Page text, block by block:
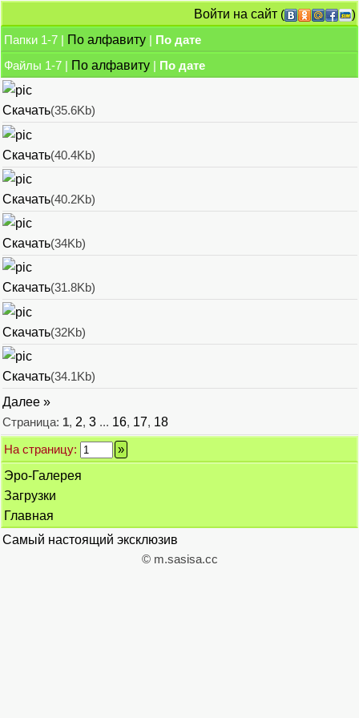
Войти на сайт (
)
Папки 1-7 | По алфавиту | По дате
Файлы 1-7 | По алфавиту | По дате
Скачать(35.6Kb)
Скачать(40.4Kb)
Скачать(40.2Kb)
Скачать(34Kb)
Скачать(31.8Kb)
Скачать(32Kb)
Скачать(34.1Kb)
Далее »
Страница: 1, 2, 3 ... 16, 17, 18
На страницу:
Эро-Галерея
Загрузки
Главная
Самый настоящий эксклюзив
© m.sasisa.cc